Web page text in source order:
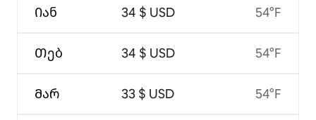
Იან
Თებ
Მარ
34 $ USD
34 $ USD
33 $ USD
54°F
54°F
54°F